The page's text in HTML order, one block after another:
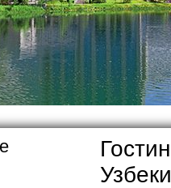
By nature
is why
any influence
general, the
growth is
marriages is
percentage
in the world.
family is
The usual
rather big. On
5-6 children.